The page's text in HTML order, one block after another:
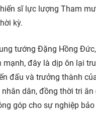
sĩ lực lượng Tham
kỳ.
tướng Đặng Hồng
mạnh, đây là dịp ôn lại
đấu và trưởng thành
dân, đồng thời tri ân
góp cho sự nghiệp